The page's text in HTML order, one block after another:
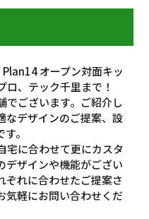
オープン対面キッ
、テック千里まで！
でございます。ご紹介し
なデザインのご提案、設
。
宅に合わせて更にカスタ
デザインや機能がござい
ぞれに合わせたご提案さ
気軽にお問い合わせくだ